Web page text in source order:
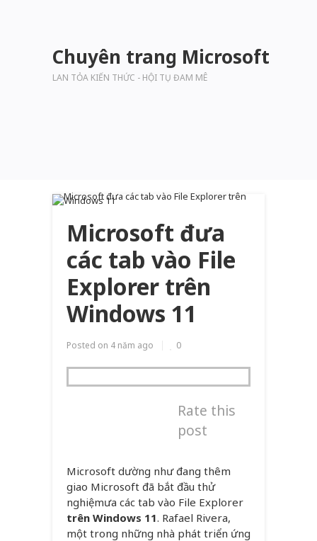
Chuyên trang Microsoft
LAN TỎA KIẾN THỨC - HỘI TỤ ĐAM MÊ
Microsoft đưa
các tab vào File
Explorer trên
Windows 11
Posted on 4 năm ago 0
Rate this
post
Microsoft dường như đang thêm
giao Microsoft đã bắt đầu thử
nghiệmưa các tab vào File Explorer
trên Windows 11. Rafael Rivera,
một trong những nhà phát triển ứng